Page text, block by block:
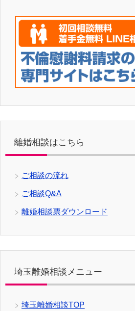
離婚相談はこちら
ご相談の流れ
ご相談Q&A
離婚相談票ダウンロード
埼玉離婚相談メニュー
埼玉離婚相談TOP